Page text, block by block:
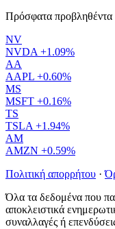
Πρόσφατα προβληθέντα
NV
NVDA +1.09%
AA
AAPL +0.60%
MS
MSFT +0.16%
TS
TSLA +1.94%
AM
AMZN +0.59%
Πολιτική απορρήτου ·
Όλα τα δεδομένα που
αποκλειστικά
συναλλαγές ή